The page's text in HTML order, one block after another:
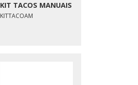
KIT TACOS MANUAIS
KITTACOAM